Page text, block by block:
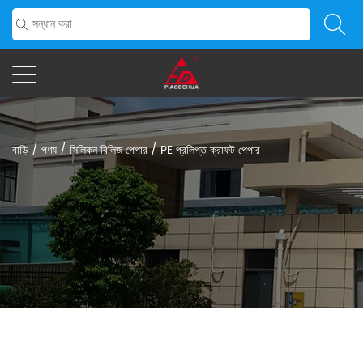
বাড়ি/ পণ্য /সিলিকন রিলিজ পেপার/PE প্রলিপ্ত ক্রাফট পেপার